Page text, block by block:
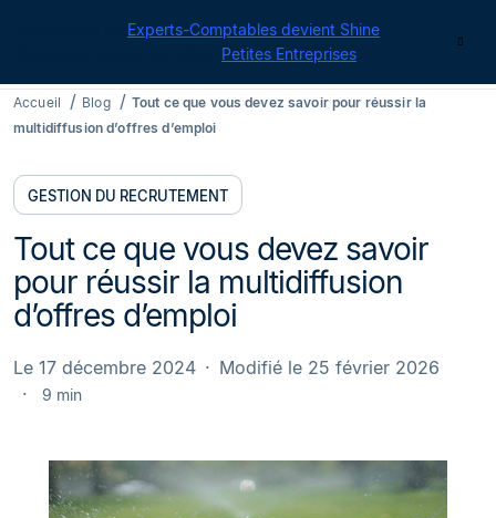
Experts-Comptables devient Shine
Petites Entreprises
Accueil Blog
Tout ce que vous devez savoir pour réussir la
multidiffusion d’offres d’emploi
GESTION DU RECRUTEMENT
Tout ce que vous devez savoir
pour réussir la multidiffusion
d’offres d’emploi
Le 17 décembre 2024 Modifié le 25 février 2026
9 min